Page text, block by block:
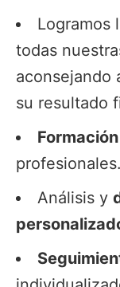
Logramos
todas
aconsejando
su resultado
profesionales.
Análisis y